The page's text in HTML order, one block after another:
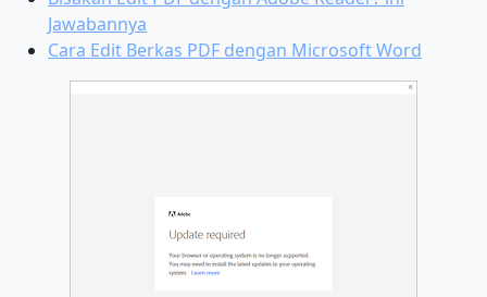
Jawabannya
Cara Edit Berkas PDF dengan Microsoft Word